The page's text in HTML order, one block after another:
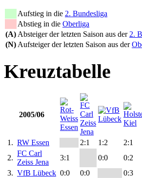
Aufstieg in die 2. Bundesliga
Abstieg in die Oberliga
(A) Absteiger der letzten Saison aus der 2.
(N) Aufsteiger der letzten Saison aus der
Kreuztabelle
2005/06
1. RW Essen 2:1 1:2 2:1
2.
FC Carl
Zeiss Jena
3:1 0:0 0:2
3. VfB Lübeck 0:0 0:0 0:3